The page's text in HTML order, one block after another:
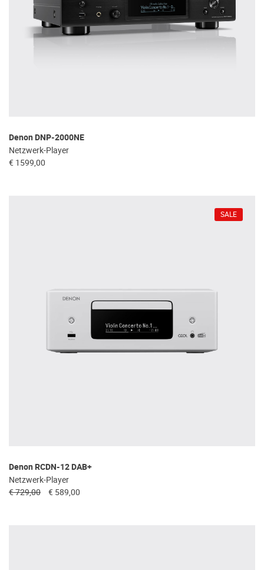
Denon DNP-2000NE
Netzwerk-Player
€ 1599,00
Denon RCDN-12 DAB+
Netzwerk-Player
€ 729,00
€ 589,00
SALE